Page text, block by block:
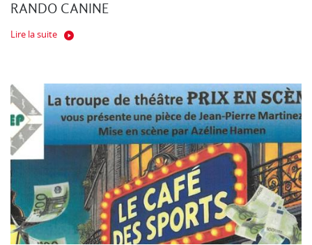
RANDO CANINE
Lire la suite